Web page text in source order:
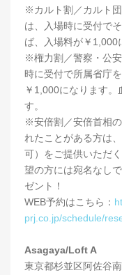
※カルト割／カルト
は、入場時に受付で
ば、入場料が￥1,000
※権力割／警察・公
時に受付で所属省庁
￥1,000になります
す。
※安倍割／安倍首相
れたことがある方は
可）をご提供いただ
望の方には宛名なし
ゼント！
WEB予約はこちら：
prj.co.jp/schedule/
Asagaya/Loft A
東京都杉並区阿佐谷